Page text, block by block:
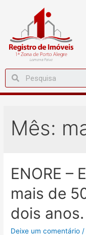
Mês:
ENORE –
mais de
dois anos.
Deixe um comentário /